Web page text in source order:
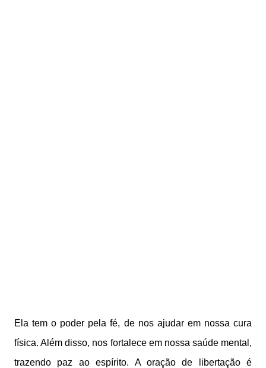
Ela tem o poder pela fé, de nos ajudar em nossa cura
física. Além disso, nos fortalece em nossa saúde mental,
trazendo paz ao espírito. A oração de libertação é